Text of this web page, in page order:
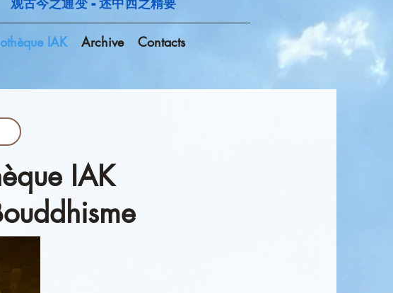
IAK Archive Contacts
IAK